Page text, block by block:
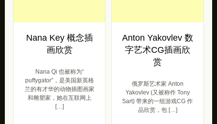
Nana Key 概念插
画欣赏
Nana Qi 也被称为“
puffygator”，是美国新英格
兰的有才华的动物插图画家
和雕塑家，她在互联网上
[…]
Anton Yakovlev 数
字艺术CG插画欣
赏
俄罗斯艺术家 Anton
Yakovlev (又被称作 Tony
Sart) 带来的一组游戏CG 作
品欣赏，包 […]